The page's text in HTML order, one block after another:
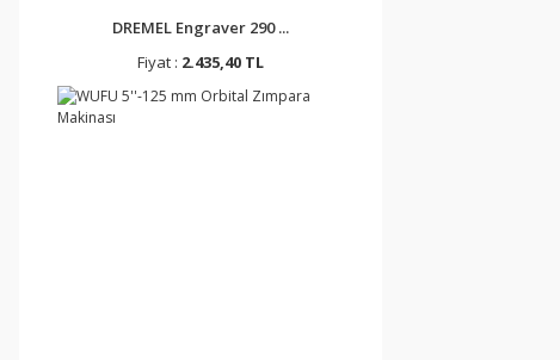
DREMEL Engraver 290 ...
Fiyat : 2.435,40 TL